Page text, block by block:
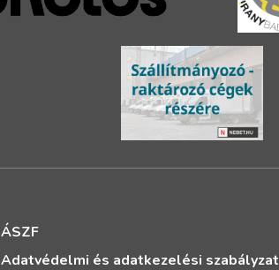
ÁSZF
Adatvédelmi és adatkezelési szabályzat